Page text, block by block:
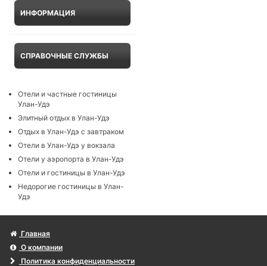
ИНФОРМАЦИЯ
СПРАВОЧНЫЕ СЛУЖБЫ
Отели и частные гостиницы
Улан-Удэ
Элитный отдых в Улан-Удэ
Отдых в Улан-Удэ с завтраком
Отели в Улан-Удэ у вокзала
Отели у аэропорта в Улан-Удэ
Отели и гостиницы в Улан-Удэ
Недорогие гостиницы в Улан-
Удэ
Главная
О компании
Политика конфиденциальности